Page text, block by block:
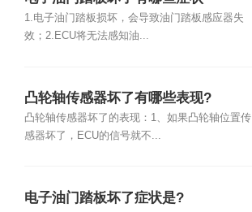
1.电子油门踏板损坏，会导致油门踏板感应器失
效；2.ECU将无法感知油...
凸轮轴传感器坏了有哪些表现?
凸轮轴传感器坏了的表现：1、如果凸轮轴位置传
感器坏了，ECU的信号就不...
电子油门踏板坏了症状是?